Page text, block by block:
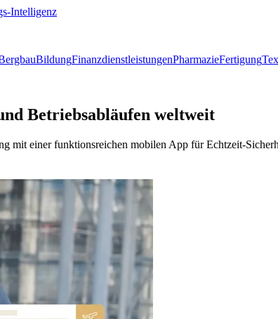
Intelligenz
BildungFinanzdienstleistungenPharmazieFertigung
Betriebsabläufen weltweit
mit einer funktionsreichen mobilen App für Echtzeit-